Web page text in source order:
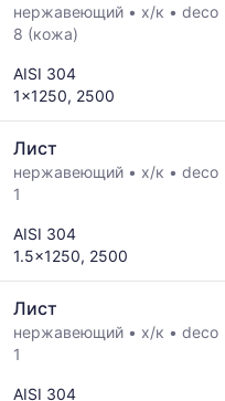
нержавеющий • х/к • deco
8 (кожа)
AISI 304
1x1250, 2500
Лист
нержавеющий • х/к • deco
1
AISI 304
1.5x1250, 2500
Лист
нержавеющий • х/к • deco
1
AISI 304